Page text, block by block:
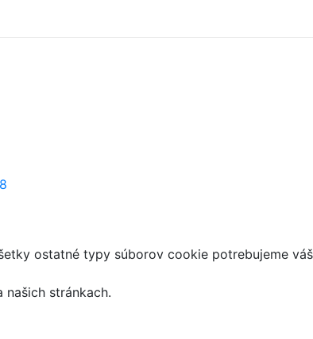
ostatné typy súborov cookie potrebujeme váš
stránkach.